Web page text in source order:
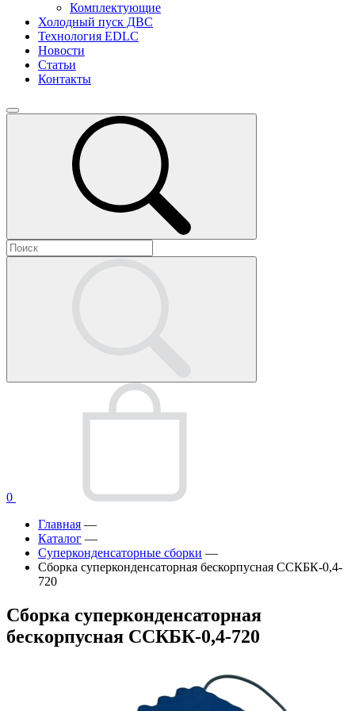
Комплектующие
Холодный пуск ДВС
Технология EDLC
Новости
Статьи
Контакты
0
Главная —
Каталог —
Суперконденсаторные сборки —
Сборка суперконденсаторная бескорпусная ССКБК-0,4-
720
Сборка суперконденсаторная
бескорпусная ССКБК-0,4-720